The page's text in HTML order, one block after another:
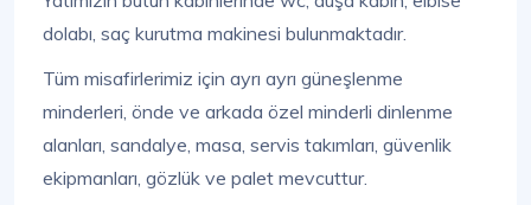
dolabı, saç kurutma makinesi bulunmaktadır.
Tüm misafirlerimiz için ayrı ayrı güneşlenme
minderleri, önde ve arkada özel minderli dinlenme
alanları, sandalye, masa, servis takımları, güvenlik
ekipmanları, gözlük ve palet mevcuttur.